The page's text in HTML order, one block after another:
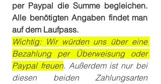
per Paypal die Summe begleichen.
Alle benötigten Angaben findet man
auf dem Laufpass.
Wichtig: Wir würden uns über eine
Bezahlung per Überweisung oder
Paypal freuen. Außerdem ist nur bei
diesen beiden Zahlungsarten